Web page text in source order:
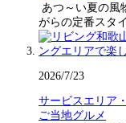
あつ～い夏の風
がらの定番スタ
2026/7/23
サービスエリア
ご当地グルメ